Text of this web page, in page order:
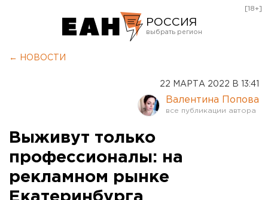
РОССИЯ
Курган
Оренбург
[18+]
← НОВОСТИ
22 МАРТА 2022 В 13:41
Валентина Попова
Выживут только
профессионалы: на
рекламном рынке
Екатеринбурга